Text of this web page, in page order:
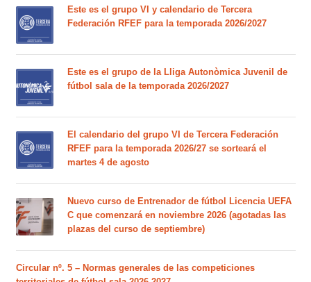
Este es el grupo VI y calendario de Tercera
Federación RFEF para la temporada 2026/2027
Este es el grupo de la Lliga Autonòmica Juvenil de
fútbol sala de la temporada 2026/2027
El calendario del grupo VI de Tercera Federación
RFEF para la temporada 2026/27 se sorteará el
martes 4 de agosto
Nuevo curso de Entrenador de fútbol Licencia UEFA
C que comenzará en noviembre 2026 (agotadas las
plazas del curso de septiembre)
Circular nº. 5 – Normas generales de las competiciones